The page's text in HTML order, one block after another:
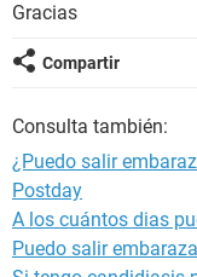
Gracias
Compartir
Consulta también:
¿Puedo salir
Postday
A los cuántos dias
Puedo salir